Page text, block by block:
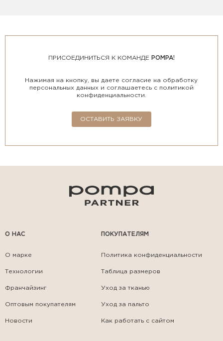
О НАС
О марке
Технологии
Франчайзинг
Оптовым покупателям
Новости
ПОКУПАТЕЛЯМ
Политика конфиденциальности
Таблица размеров
Уход за тканью
Уход за пальто
Как работать с сайтом
ПРИСОЕДИНИТЬСЯ К КОМАНДЕ POMPA!
Нажимая на кнопку, вы даете согласие на обработку
персональных данных и соглашаетесь с политикой
конфиденциальности.
ОСТАВИТЬ ЗАЯВКУ